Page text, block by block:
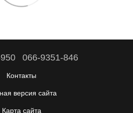
066-9351-846
Контакты
версия сайта
Карта сайта